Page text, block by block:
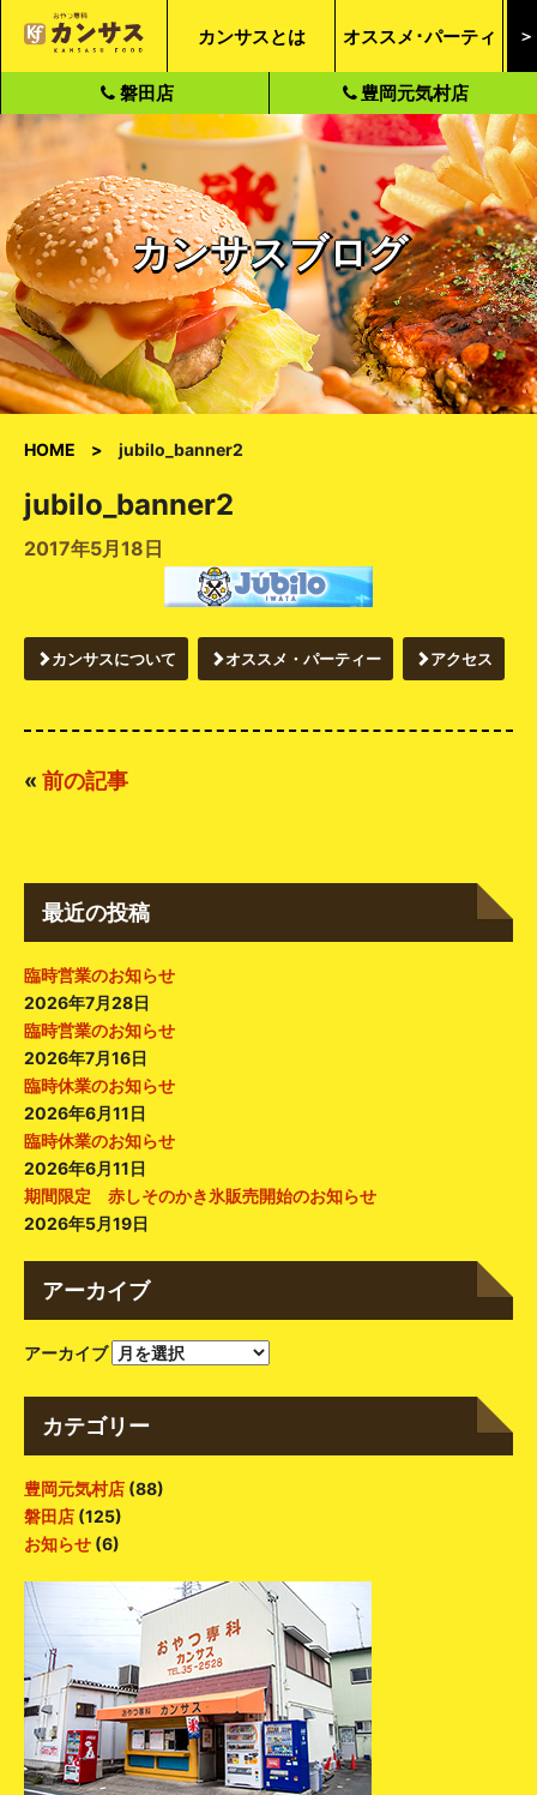
カンサスとは オススメ･パーティ ＞
磐田店 豊岡元気村店
カンサスブログ
HOME jubilo_banner2
jubilo_banner2
2017年5月18日
カンサスについて オススメ・パーティー アクセス
« 前の記事
最近の投稿
臨時営業のお知らせ
2026年7月28日
臨時営業のお知らせ
2026年7月16日
臨時休業のお知らせ
2026年6月11日
臨時休業のお知らせ
2026年6月11日
期間限定 赤しそのかき氷販売開始のお知らせ
2026年5月19日
アーカイブ
アーカイブ
カテゴリー
豊岡元気村店 (88)
磐田店 (125)
お知らせ (6)